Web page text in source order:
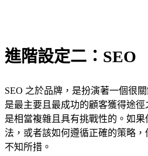
進階設定二：SEO
SEO 之於品牌，是扮演著一個很
是最主要且最成功的顧客獲得途
是相當複雜且具有挑戰性的。如
法，或者該如何遵循正確的策略
不知所措。